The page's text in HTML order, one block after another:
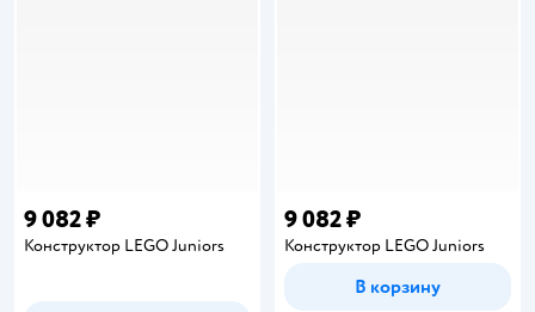
9 082 ₽
Конструктор LEGO Juniors
9 082 ₽
Конструктор LEGO Juniors
В корзину